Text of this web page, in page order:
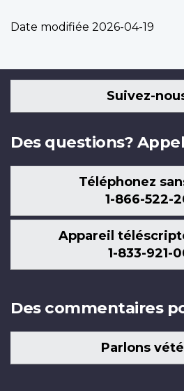
Date modifiée 2026-04-19
Suivez-
Des questions?
Téléphonez
1-866-522-
Appareil
1-833-921-
Des commentaires
Parlons